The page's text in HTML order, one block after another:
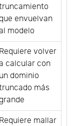
envuelvan
modelo
Requiere volver
calcular con
un dominio
más
grande
Requiere mallar